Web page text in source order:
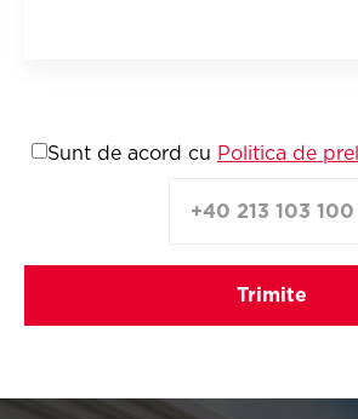
Sunt de acord cu Politica de
+40 213 103 100